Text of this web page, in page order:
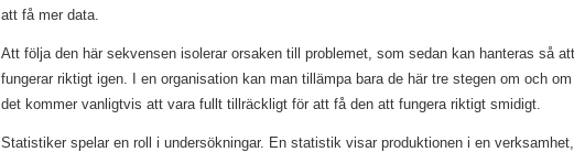
att få mer data.
Att följa den här sekvensen isolerar orsaken till problemet, som sedan kan hanteras så
fungerar riktigt igen. I en organisation kan man tillämpa bara de här tre stegen om och
det kommer vanligtvis att vara fullt tillräckligt för att få den att fungera riktigt smidigt.
Statistiker spelar en roll i undersökningar. En statistik visar produktionen i en